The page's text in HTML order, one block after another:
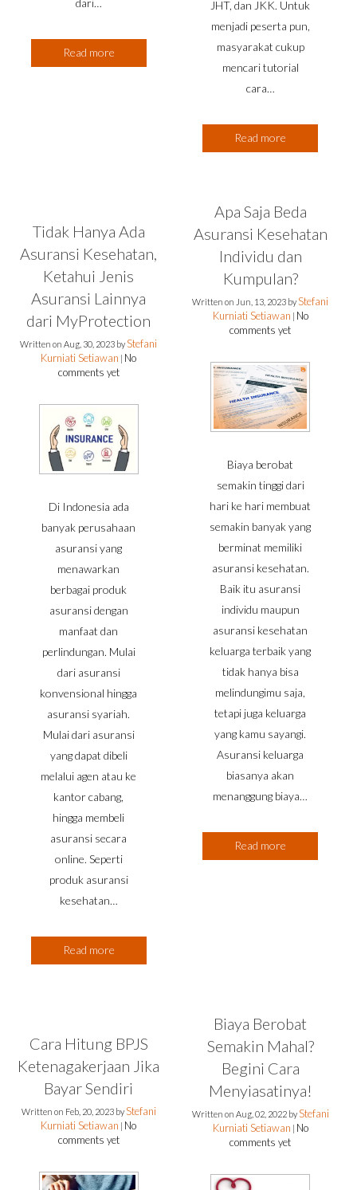
dari…
Read more
JHT, dan JKK. Untuk
menjadi peserta pun,
masyarakat cukup
mencari tutorial
cara…
Read more
Tidak Hanya Ada
Asuransi Kesehatan,
Ketahui Jenis
Asuransi Lainnya
dari MyProtection
Written onAug, 30, 2023 byStefani
Kurniati Setiawan No
comments yet
Di Indonesia ada
banyak perusahaan
asuransi yang
menawarkan
berbagai produk
asuransi dengan
manfaat dan
perlindungan. Mulai
dari asuransi
konvensional hingga
asuransi syariah.
Mulai dari asuransi
yang dapat dibeli
melalui agen atau ke
kantor cabang,
hingga membeli
asuransi secara
online. Seperti
produk asuransi
kesehatan…
Read more
Apa Saja Beda
Asuransi Kesehatan
Individu dan
Kumpulan?
Written on Jun, 13, 2023 byStefani
Kurniati Setiawan No
comments yet
Biaya berobat
semakin tinggi dari
hari ke hari membuat
semakin banyak yang
berminat memiliki
asuransi kesehatan.
Baik itu asuransi
individu maupun
asuransi kesehatan
keluarga terbaik yang
tidak hanya bisa
melindungimu saja,
tetapi juga keluarga
yang kamu sayangi.
Asuransi keluarga
biasanya akan
menanggung biaya…
Read more
Cara Hitung BPJS
Ketenagakerjaan Jika
Bayar Sendiri
Written on Feb, 20, 2023 byStefani
Kurniati Setiawan No
comments yet
Biaya Berobat
Semakin Mahal?
Begini Cara
Menyiasatinya!
Written on Aug, 02, 2022 byStefani
Kurniati Setiawan No
comments yet